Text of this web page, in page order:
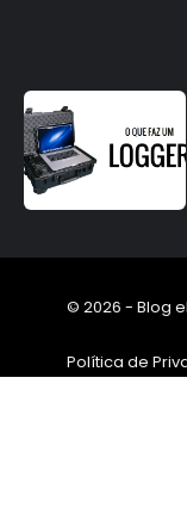
© 2026 - Blog
Política de